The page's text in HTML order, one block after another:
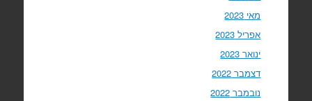
מאי 2023
אפריל 2023
ינואר 2023
דצמבר 2022
נובמבר 2022